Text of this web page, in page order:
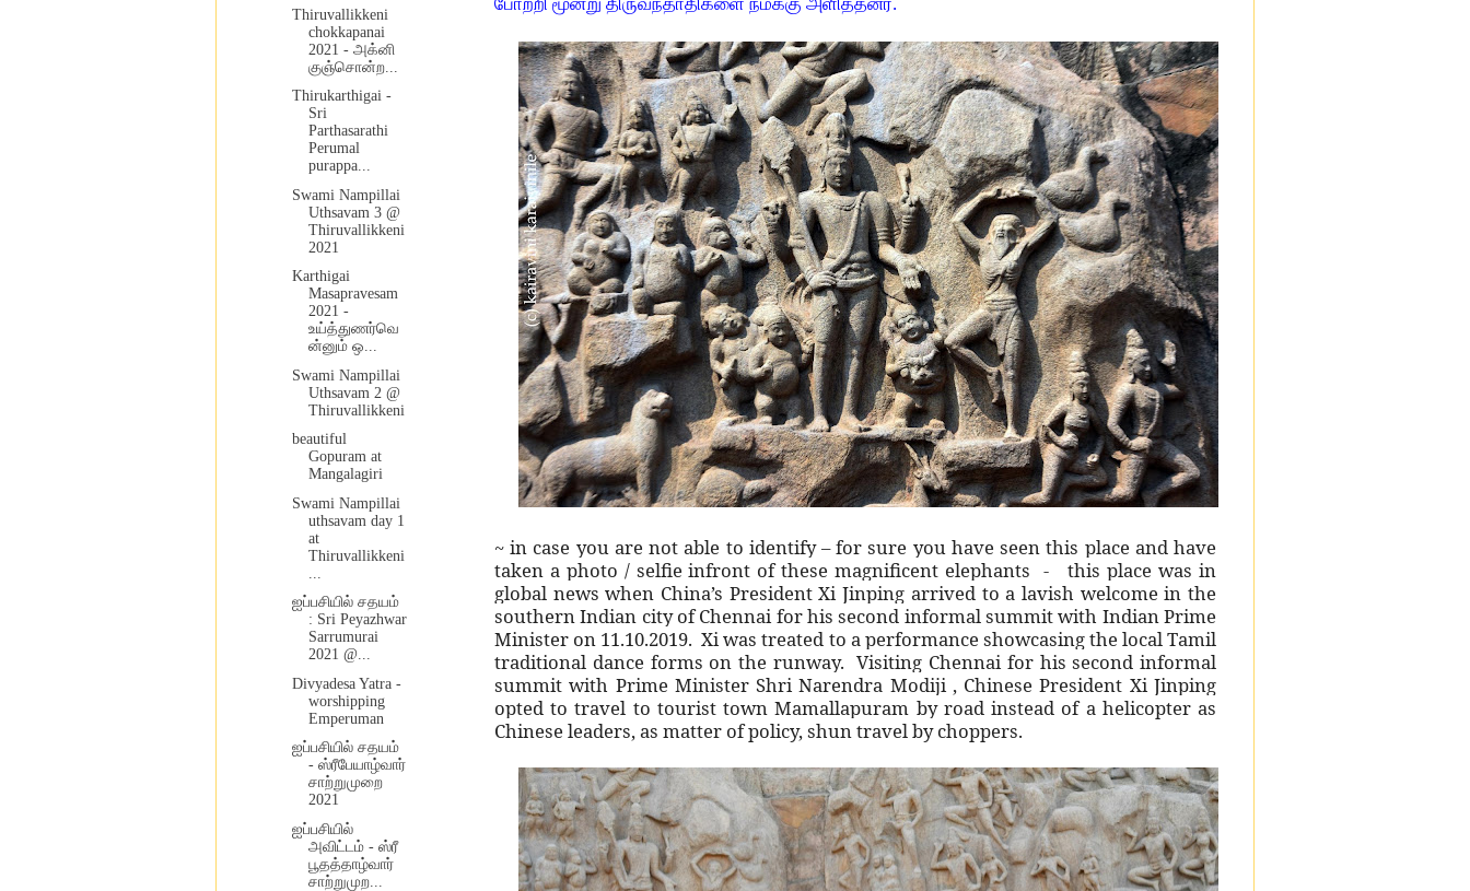
~ in case you are not able to identify – for sure you have seen this place and have
taken a photo / selfie infront of these magnificent elephants - this place was in
global news when China’s President Xi Jinping arrived to a lavish welcome in the
southern Indian city of Chennai for his second informal summit with Indian Prime
Minister on 11.10.2019. Xi was treated to a performance showcasing the local Tamil
traditional dance forms on the runway. Visiting Chennai for his second informal
summit with Prime Minister Shri Narendra Modiji , Chinese President Xi Jinping
opted to travel to tourist town Mamallapuram by road instead of a helicopter as
Chinese leaders, as matter of policy, shun travel by choppers.
Thiruvallikkeni
chokkapanai
2021 - அக்னி
குஞ்சொன்ற...
Thirukarthigai -
Sri
Parthasarathi
Perumal
purappa...
Swami Nampillai
Uthsavam 3 @
Thiruvallikkeni
2021
Karthigai
Masapravesam
2021 -
உய்த்துணர்வெ
ன்னும் ஒ...
Swami Nampillai
Uthsavam 2 @
Thiruvallikkeni
beautiful
Gopuram at
Mangalagiri
Swami Nampillai
uthsavam day 1
at
Thiruvallikkeni
ஐப்பசியில் சதயம்
: Sri Peyazhwar
Sarrumurai
2021 @...
Divyadesa Yatra -
worshipping
Emperuman
ஐப்பசியில் சதயம்
- ஸ்ரீபேயாழ்வார்
சாற்றுமுறை
2021
ஐப்பசியில்
அவிட்டம் - ஸ்ரீ
பூதத்தாழ்வார்
சாற்றுமுற...